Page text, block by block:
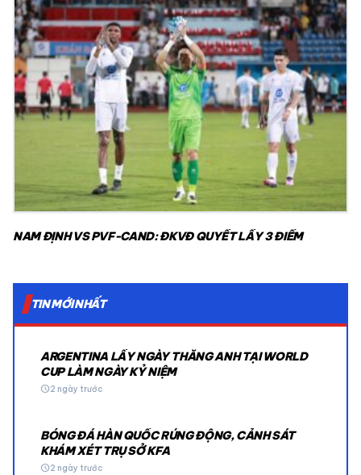
NAM ĐỊNH VS PVF-CAND: ĐKVĐ QUYẾT LẤY 3 ĐIỂM
TIN MỚI NHẤT
ARGENTINA LẤY NGÀY THẮNG ANH TẠI WORLD
CUP LÀM NGÀY KỶ NIỆM
schedule2 ngày trước
BÓNG ĐÁ HÀN QUỐC RÚNG ĐỘNG, CẢNH SÁT
KHÁM XÉT TRỤ SỞ KFA
schedule2 ngày trước